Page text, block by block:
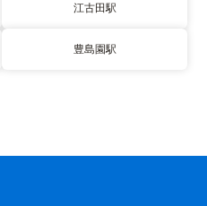
江古田駅
豊島園駅